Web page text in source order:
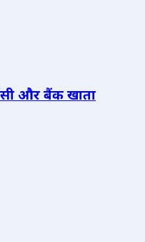
और बैंक खाता